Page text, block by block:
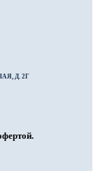
Д. 2Г